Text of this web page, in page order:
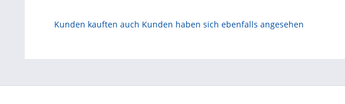
Kunden kauften auch Kunden haben sich ebenfalls angesehen